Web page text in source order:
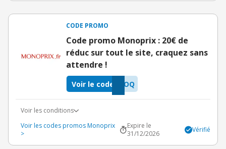
CODE PROMO
Code promo Monoprix : 20€ de
réduc sur tout le site, craquez sans
attendre !
QOQ
Voir le code
Voir les conditions
Voir les codes promos Monoprix
>
Expire le
31/12/2026
Vérifié